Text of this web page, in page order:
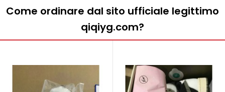
Come ordinare dal sito ufficiale legittimo
qiqiyg.com?